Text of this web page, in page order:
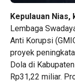
Kepulauan
Lembaga
Anti Korupsi
proyek
Dola di
Rp31,22 miliar.